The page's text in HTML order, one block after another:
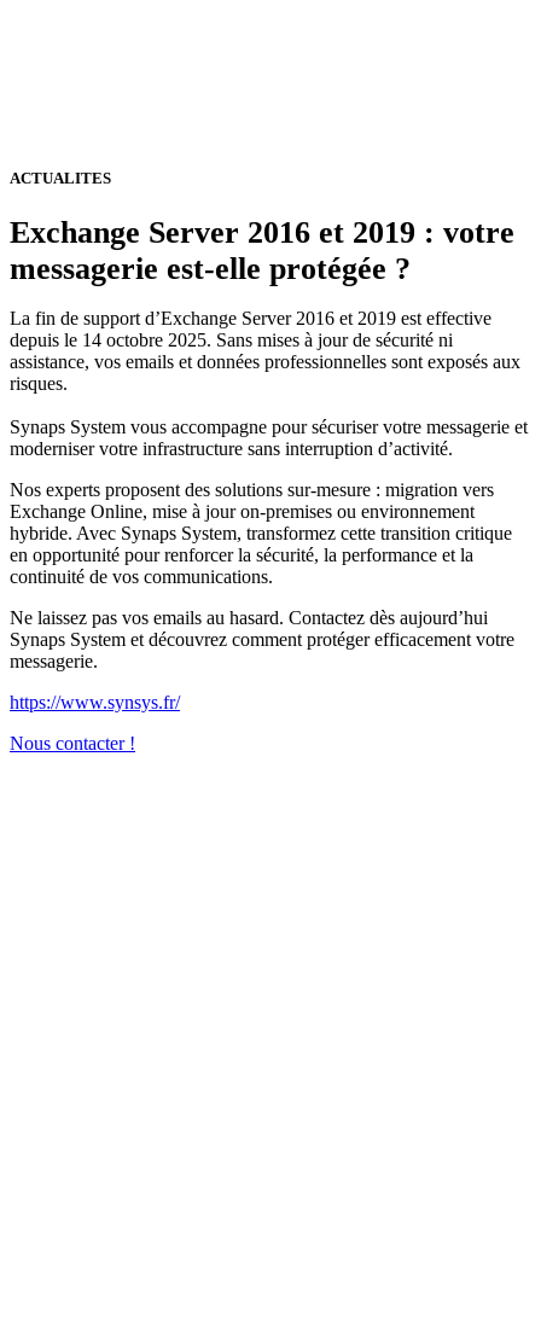
ACTUALITES
Exchange Server 2016 et 2019 : votre
messagerie est-elle protégée ?
La fin de support d’Exchange Server 2016 et 2019 est effective
depuis le 14 octobre 2025. Sans mises à jour de sécurité ni
assistance, vos emails et données professionnelles sont exposés aux
risques.
Synaps System vous accompagne pour sécuriser votre messagerie et
moderniser votre infrastructure sans interruption d’activité.
Nos experts proposent des solutions sur-mesure : migration vers
Exchange Online, mise à jour on-premises ou environnement
hybride. Avec Synaps System, transformez cette transition critique
en opportunité pour renforcer la sécurité, la performance et la
continuité de vos communications.
Ne laissez pas vos emails au hasard. Contactez dès aujourd’hui
Synaps System et découvrez comment protéger efficacement votre
messagerie.
https://www.synsys.fr/
Nous contacter !